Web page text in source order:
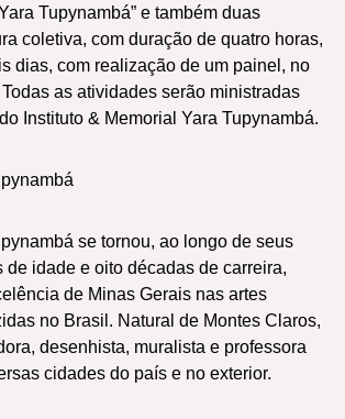
Tupynambá” e também duas
coletiva, com duração de quatro horas,
dias, com realização de um painel, no
as atividades serão ministradas
Instituto & Memorial Yara Tupynambá.
se tornou, ao longo de seus
de idade e oito décadas de carreira,
de Minas Gerais nas artes
no Brasil. Natural de Montes Claros,
desenhista, muralista e professora
cidades do país e no exterior.